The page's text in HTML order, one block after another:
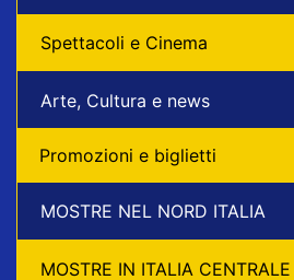
Spettacoli e Cinema
Arte, Cultura e news
Promozioni e biglietti
MOSTRE NEL NORD ITALIA
MOSTRE IN ITALIA CENTRALE